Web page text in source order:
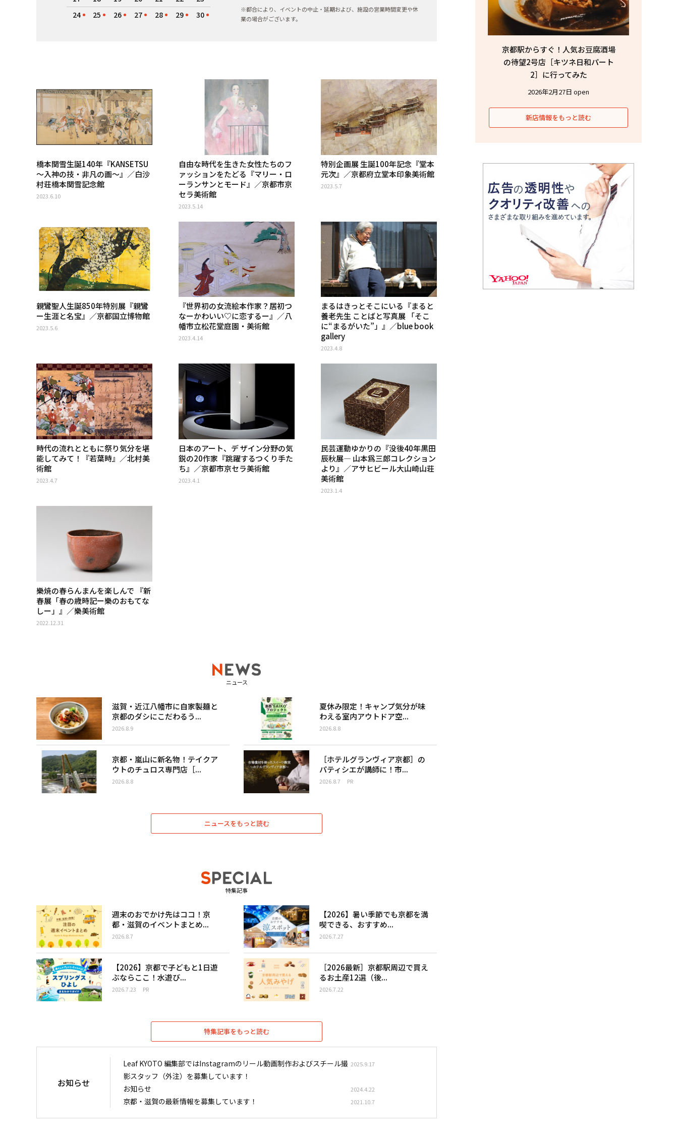
24
25 26 27 28 29 30
※都合により、イベントの中止・延期および、施設の営業時間変更や休
業の場合がございます。
橋本関雪生誕140年『KANSETSU
〜入神の技・非凡の画〜』／白沙
村荘橋本関雪記念館
2023.6.10
自由な時代を生きた女性たちのフ
ァッションをたどる『マリー・ロ
ーランサンとモード』／京都市京
セラ美術館
2023.5.14
特別企画展 生誕100年記念『堂本
元次』／京都府立堂本印象美術館
2023.5.7
親鸞聖人生誕850年特別展『親鸞
ー生涯と名宝』／京都国立博物館
2023.5.6
『世界初の女流絵本作家？居初つ
なーかわいい♡に恋するー』／八
幡市立松花堂庭園・美術館
2023.4.14
まるはきっとそこにいる『まると
養老先生 ことばと写真展 「そこ
に“まるがいた”」』／blue book
gallery
2023.4.8
時代の流れとともに祭り気分を堪
能してみて！『若葉時』／北村美
術館
2023.4.7
日本のアート、デ ザイン分野の気
鋭の20作家『跳躍するつくり手た
ち』／京都市京セラ美術館
2023.4.1
民芸運動ゆかりの『没後40年黒田
辰秋展― 山本爲三郎コレクション
より』／アサヒビール大山崎山荘
美術館
2023.1.4
樂焼の春らんまんを楽しんで 『新
春展「春の歳時記ー樂のおもてな
しー」』／樂美術館
2022.12.31
ニュース
滋賀・近江八幡市に自家製麺と
京都のダシにこだわるう...
2026.8.9
夏休み限定！キャンプ気分が味
わえる室内アウトドア空...
2026.8.8
京都・嵐山に新名物！テイクア
ウトのチュロス専門店［...
2026.8.8
［ホテルグランヴィア京都］の
パティシエが講師に！市...
2026.8.7 PR
ニュースをもっと読む
特集記事
週末のおでかけ先はココ！京
都・滋賀のイベントまとめ...
2026.8.7
【2026】暑い季節でも京都を満
喫できる、おすすめ...
2026.7.27
【2026】京都で子どもと1日遊
ぶならここ！水遊び...
2026.7.23 PR
［2026最新］京都駅周辺で買え
るお土産12選（後...
2026.7.22
特集記事をもっと読む
京都駅からすぐ！人気お豆腐酒場
の待望2号店［キツネ日和パート
2］に行ってみた
2026年2月27日 open
新店情報をもっと読む
お知らせ
Leaf KYOTO 編集部ではInstagramのリール動画制作およびスチール撮
影スタッフ（外注）を募集しています！
2025.9.17
お知らせ 2024.4.22
京都・滋賀の最新情報を募集しています！ 2021.10.7